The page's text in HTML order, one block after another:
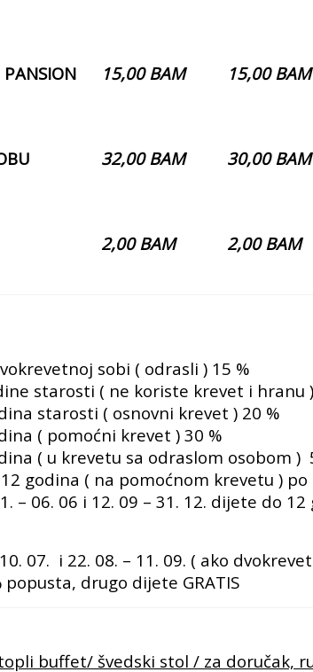
15,00 BAM 15,00 BAM
32,00 BAM 30,00 BAM
2,00 BAM 2,00 BAM
sobi ( odrasli ) 15 %
starosti ( ne koriste krevet i hranu
starosti ( osnovni krevet ) 20 %
( pomoćni krevet ) 30 %
( u krevetu sa odraslom osobom )
godina ( na pomoćnom krevetu ) po
– 06. 06 i 12. 09 – 31. 12. dijete do
07. i 22. 08. – 11. 09. ( ako
popusta, drugo dijete GRATIS
buffet/ švedski stol / za doručak,